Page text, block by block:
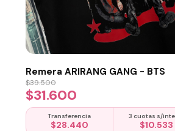
Remera ARIRANG GANG - BTS
$39.500
$31.600
Transferencia
$28.440
3 cuotas s/
$10.533